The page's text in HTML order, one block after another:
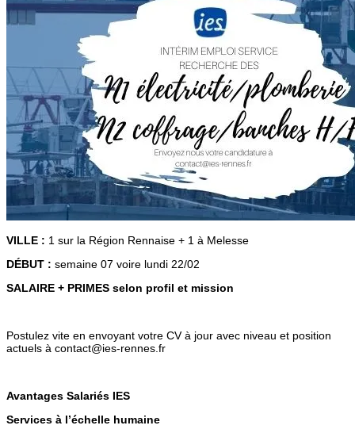
VILLE : 1 sur la Région Rennaise + 1 à Melesse
DÉBUT : semaine 07 voire lundi 22/02
SALAIRE + PRIMES selon profil et mission
Postulez vite en envoyant votre CV à jour avec niveau et position
actuels à contact@ies-rennes.fr
Avantages Salariés IES
Services à l’échelle humaine